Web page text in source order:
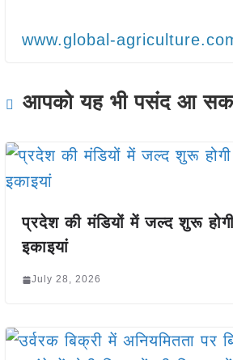
www.global-
आपको यह भी पसंद आ
प्रदेश की मंडियों में जल्द शुरू होगी
इकाइयां
July 28, 2026